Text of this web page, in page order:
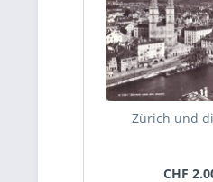
Zürich und
CHF